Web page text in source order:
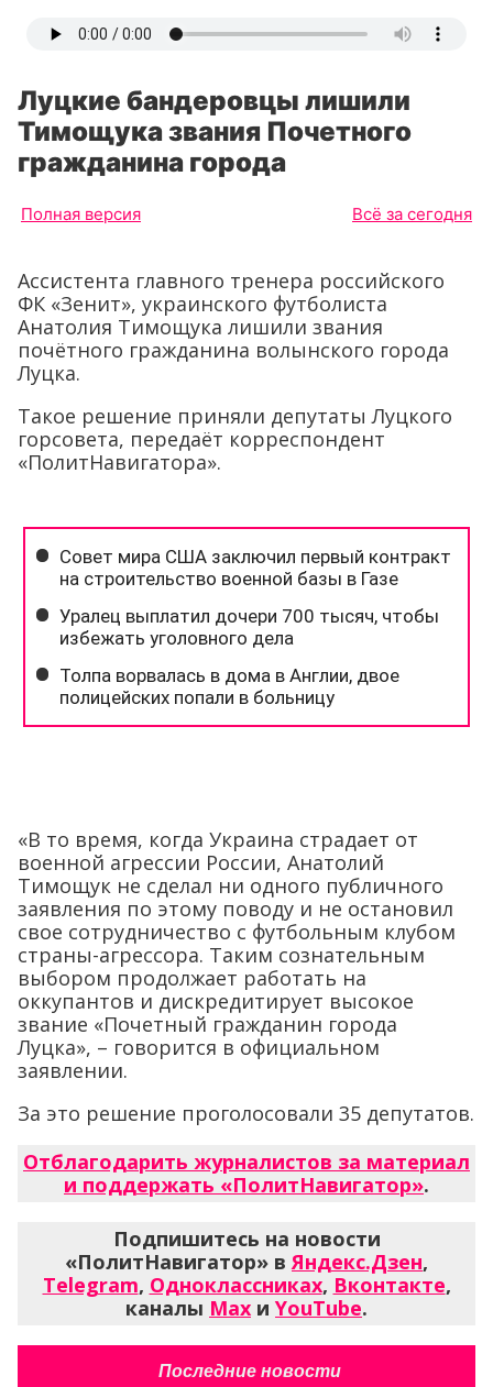
Луцкие бандеровцы лишили
Тимощука звания Почетного
гражданина города
Полная версия Всё за сегодня
Ассистента главного тренера российского
ФК «Зенит», украинского футболиста
Анатолия Тимощука лишили звания
почётного гражданина волынского города
Луцка.
Такое решение приняли депутаты Луцкого
горсовета, передаёт корреспондент
«ПолитНавигатора».
«В то время, когда Украина страдает от
военной агрессии России, Анатолий
Тимощук не сделал ни одного публичного
заявления по этому поводу и не остановил
свое сотрудничество с футбольным клубом
страны-агрессора. Таким сознательным
выбором продолжает работать на
оккупантов и дискредитирует высокое
звание «Почетный гражданин города
Луцка», – говорится в официальном
заявлении.
За это решение проголосовали 35 депутатов.
Отблагодарить журналистов за материал
и поддержать «ПолитНавигатор».
Подпишитесь на новости
«ПолитНавигатор» вЯндекс.Дзен,
Telegram, Одноклассниках, Вконтакте,
каналы Max и YouTube.
Последние новости